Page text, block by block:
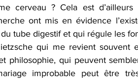
cerveau ? Cela est
ont mis en évidence
tube digestif et qui régule les
qui me revient souvent
philosophie, qui peuvent
improbable peut être